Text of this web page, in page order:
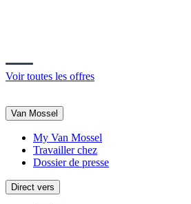
Voir toutes les offres
Van Mossel
My Van Mossel
Travailler chez
Dossier de presse
Direct vers